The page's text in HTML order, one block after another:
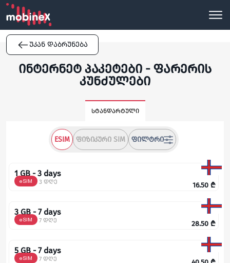
უკან დაბრუნება
ინტერნეტ პაკეტები - ფარერის
კუნძულები
სტანდარტული
ESIM ᲤᲘᲖᲘᲙᲣᲠᲘ SIM ᲤᲘᲚᲢᲠᲘ
1 GB - 3 days
eSIM 3 დღე 16.50 ₾
3 GB - 7 days
eSIM 7 დღე 28.50 ₾
5 GB - 7 days
eSIM 7 დღე